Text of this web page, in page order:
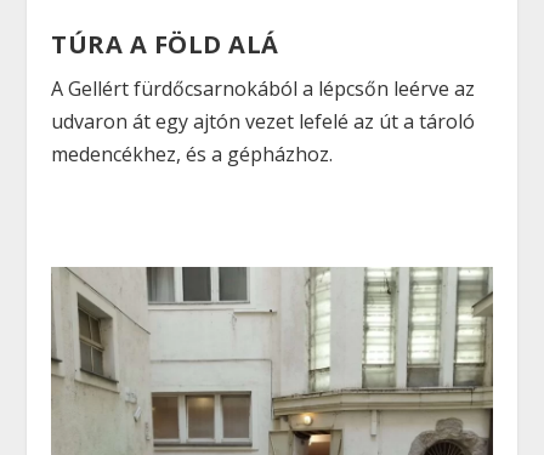
TÚRA A FÖLD ALÁ
A Gellért fürdőcsarnokából a lépcsőn leérve az
udvaron át egy ajtón vezet lefelé az út a tároló
medencékhez, és a gépházhoz.